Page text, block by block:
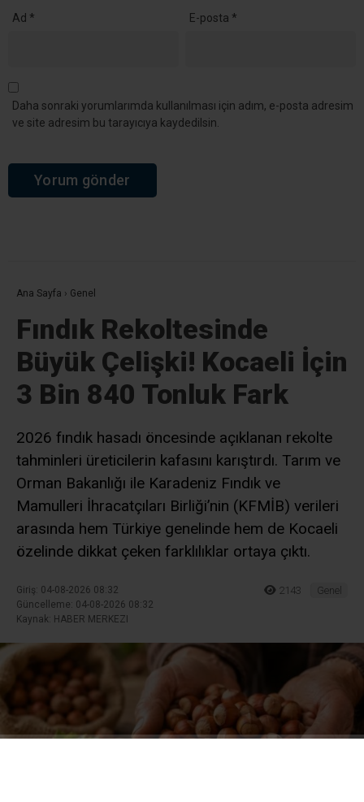
Ad * E-posta *
Daha sonraki yorumlarımda kullanılması için adım, e-posta adresim
ve site adresim bu tarayıcıya kaydedilsin.
Ana Sayfa › Genel
Fındık Rekoltesinde
Büyük Çelişki! Kocaeli İçin
3 Bin 840 Tonluk Fark
2026 fındık hasadı öncesinde açıklanan rekolte
tahminleri üreticilerin kafasını karıştırdı. Tarım ve
Orman Bakanlığı ile Karadeniz Fındık ve
Mamulleri İhracatçıları Birliği’nin (KFMİB) verileri
arasında hem Türkiye genelinde hem de Kocaeli
özelinde dikkat çeken farklılıklar ortaya çıktı.
Giriş: 04-08-2026 08:32
Güncelleme: 04-08-2026 08:32
Kaynak: HABER MERKEZI
2143 Genel